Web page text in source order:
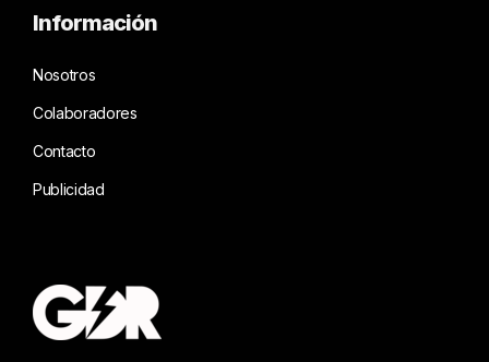
Información
Nosotros
Colaboradores
Contacto
Publicidad